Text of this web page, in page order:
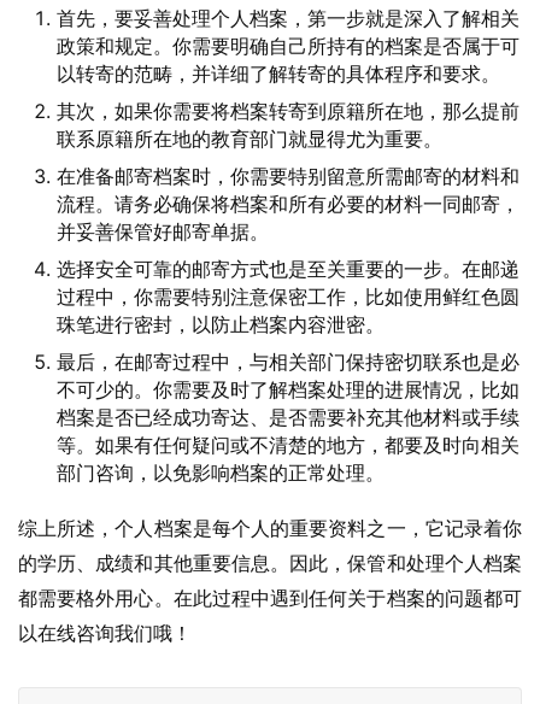
首先，要妥善处理个人档案，第一步就是深入了解相关
政策和规定。你需要明确自己所持有的档案是否属于可
以转寄的范畴，并详细了解转寄的具体程序和要求。
其次，如果你需要将档案转寄到原籍所在地，那么提前
联系原籍所在地的教育部门就显得尤为重要。
在准备邮寄档案时，你需要特别留意所需邮寄的材料和
流程。请务必确保将档案和所有必要的材料一同邮寄，
并妥善保管好邮寄单据。
选择安全可靠的邮寄方式也是至关重要的一步。在邮递
过程中，你需要特别注意保密工作，比如使用鲜红色圆
珠笔进行密封，以防止档案内容泄密。
最后，在邮寄过程中，与相关部门保持密切联系也是必
不可少的。你需要及时了解档案处理的进展情况，比如
档案是否已经成功寄达、是否需要补充其他材料或手续
等。如果有任何疑问或不清楚的地方，都要及时向相关
部门咨询，以免影响档案的正常处理。
综上所述，个人档案是每个人的重要资料之一，它记录着你
的学历、成绩和其他重要信息。因此，保管和处理个人档案
都需要格外用心。在此过程中遇到任何关于档案的问题都可
以在线咨询我们哦！